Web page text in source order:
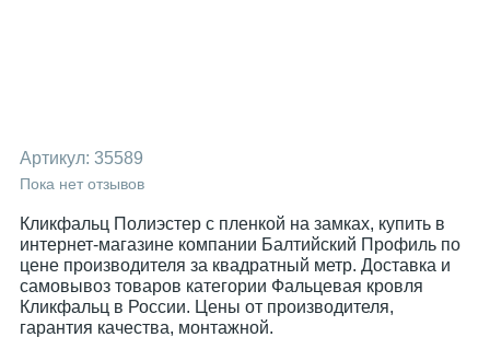
Артикул: 35589
Пока нет отзывов
Кликфальц Полиэстер с пленкой на замках, купить в
интернет-магазине компании Балтийский Профиль по
цене производителя за квадратный метр. Доставка и
самовывоз товаров категории Фальцевая кровля
Кликфальц в России. Цены от производителя,
гарантия качества, монтажной.